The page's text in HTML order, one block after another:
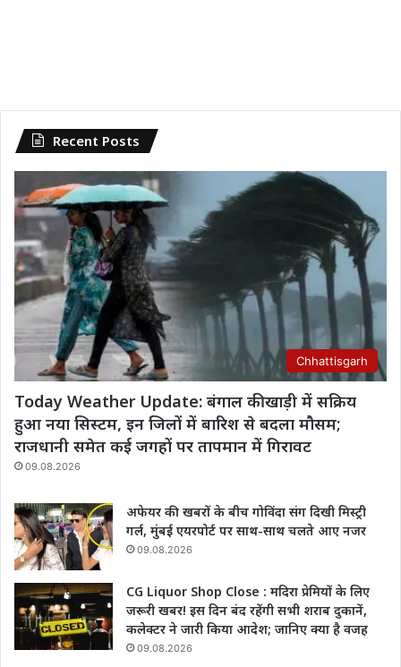
Recent Posts
Chhattisgarh
Today Weather Update: बंगाल की खाड़ी में सक्रिय
हुआ नया सिस्टम, इन जिलों में बारिश से बदला मौसम;
राजधानी समेत कई जगहों पर तापमान में गिरावट
09.08.2026
अफेयर की खबरों के बीच गोविंदा संग दिखी मिस्ट्री
गर्ल, मुंबई एयरपोर्ट पर साथ-साथ चलते आए नजर
09.08.2026
CG Liquor Shop Close : मदिरा प्रेमियों के लिए
जरूरी खबर! इस दिन बंद रहेंगी सभी शराब दुकानें,
कलेक्टर ने जारी किया आदेश; जानिए क्या है वजह
09.08.2026